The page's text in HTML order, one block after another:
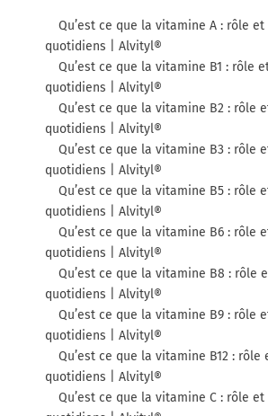
Qu’est ce que la vitamine A : rôle et
quotidiens | Alvityl®
Qu’est ce que la vitamine B1 : rôle
quotidiens | Alvityl®
Qu’est ce que la vitamine B2 : rôle
quotidiens | Alvityl®
Qu’est ce que la vitamine B3 : rôle
quotidiens | Alvityl®
Qu’est ce que la vitamine B5 : rôle
quotidiens | Alvityl®
Qu’est ce que la vitamine B6 : rôle
quotidiens | Alvityl®
Qu’est ce que la vitamine B8 : rôle
quotidiens | Alvityl®
Qu’est ce que la vitamine B9 : rôle
quotidiens | Alvityl®
Qu’est ce que la vitamine B12 : rôle
quotidiens | Alvityl®
Qu’est ce que la vitamine C : rôle et